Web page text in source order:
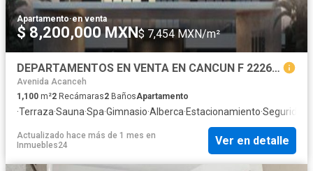
Apartamento·en venta
$ 8,200,000 MXN$ 7,454 MXN/m²
DEPARTAMENTOS EN VENTA EN CANCUN F 2226, 2 Y 3 REC. DESDE $8,200,000
Avenida Acanceh
1,100 m²2 Recámaras2 BañosApartamento
·Terraza·Sauna·Spa·Gimnasio·Alberca·Estacionamiento·Seguridad
Actualizado hace más de 1 mes en
Inmuebles24
Ver en detalle